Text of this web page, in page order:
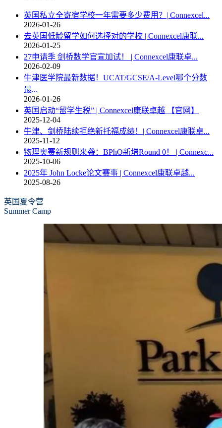
英国私立全寄宿学校一年需要多少费用？| Connexcel...
2026-01-26
去英国低龄留学如何选择对的学校 | Connexcel康联...
2026-01-25
27申请季 剑桥数学官宣加试！ | Connexcel康联卓...
2026-02-09
牛津医学院最新数据！UCAT/GCSE/A-Level哪个分数
最...
2026-01-26
英国启动“留学生税” | Connexcel康联卓越 【官网】
2025-12-04
牛津、剑桥陆续拒绝新托福成绩！| Connexcel康联卓...
2025-11-12
物理奥赛新规则来袭：BPhO新增Round 0！ | Connexc...
2025-10-06
2025年 John Locke论文赛事 | Connexcel康联卓越...
2025-08-26
英国夏令营
Summer Camp